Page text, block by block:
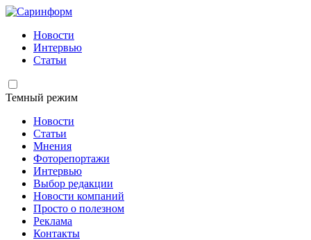
Новости
Интервью
Статьи
Темный режим
Новости
Статьи
Мнения
Фоторепортажи
Интервью
Выбор редакции
Новости компаний
Просто о полезном
Реклама
Контакты